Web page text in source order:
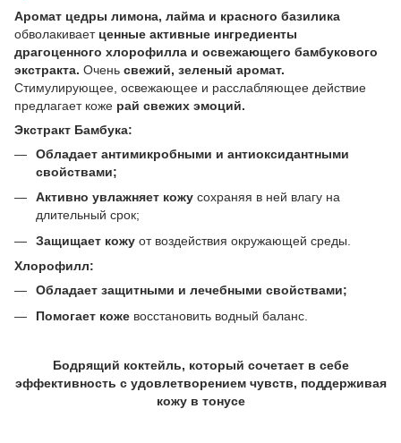
Аромат цедры лимона, лайма и красного базилика
обволакивает ценные активные ингредиенты
драгоценного хлорофилла и освежающего бамбукового
экстракта. Очень свежий, зеленый аромат.
Стимулирующее, освежающее и расслабляющее действие
предлагает коже рай свежих эмоций.
Экстракт Бамбука:
Обладает антимикробными и антиоксидантными
свойствами;
Активно увлажняет кожу сохраняя в ней влагу на
длительный срок;
Защищает кожу от воздействия окружающей среды.
Хлорофилл:
Обладает защитными и лечебными свойствами;
Помогает коже восстановить водный баланс.
Бодрящий коктейль, который сочетает в себе
эффективность с удовлетворением чувств, поддерживая
кожу в тонусе